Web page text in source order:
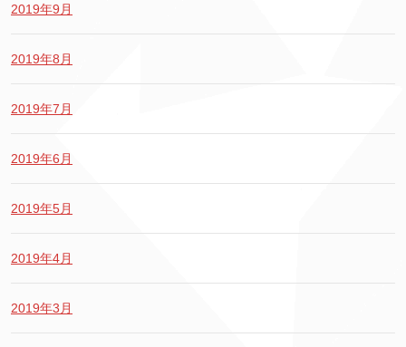
2019年9月
2019年8月
2019年7月
2019年6月
2019年5月
2019年4月
2019年3月